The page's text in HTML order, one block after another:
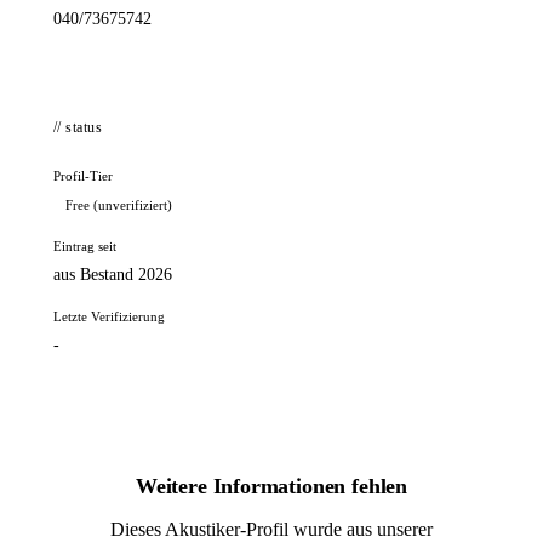
040/73675742
// status
Profil-Tier
Free (unverifiziert)
Eintrag seit
aus Bestand 2026
Letzte Verifizierung
-
Weitere Informationen fehlen
Dieses Akustiker-Profil wurde aus unserer